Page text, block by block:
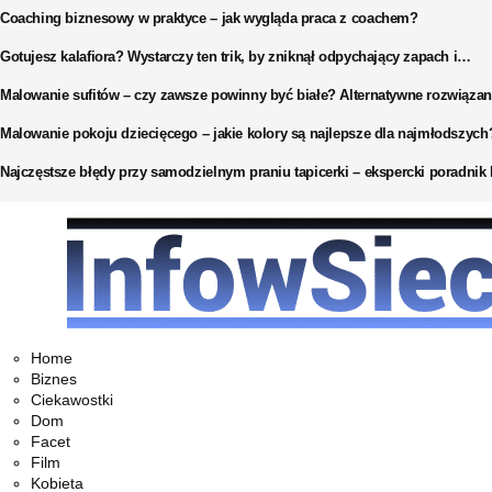
Coaching biznesowy w praktyce – jak wygląda praca z coachem?
Gotujesz kalafiora? Wystarczy ten trik, by zniknął odpychający zapach i…
Malowanie sufitów – czy zawsze powinny być białe? Alternatywne
Malowanie pokoju dziecięcego – jakie kolory są najlepsze dla
Najczęstsze błędy przy samodzielnym praniu tapicerki – ekspercki
Home
Biznes
Ciekawostki
Dom
Facet
Film
Kobieta